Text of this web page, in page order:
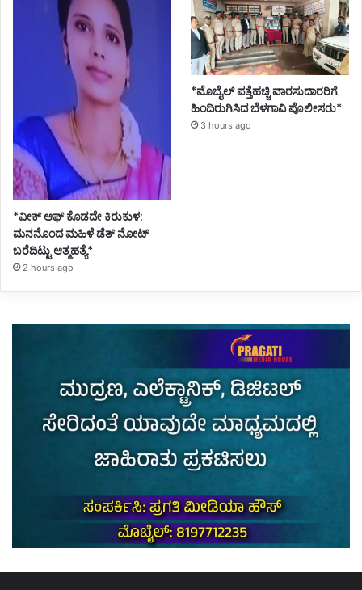
*ವೀಕ್ ಆಫ್ ಕೊಡದೇ ಕಿರುಕುಳ:
ಮನನೊಂದ ಮಹಿಳೆ ಡೆತ್ ನೋಟ್
ಬರೆದಿಟ್ಟು ಆತ್ಮಹತ್ಯೆ*
2 hours ago
*ಮೊಬೈಲ್ ಪತ್ತೆಹಚ್ಚಿ ವಾರಸುದಾರರಿಗೆ
ಹಿಂದಿರುಗಿಸಿದ ಬೆಳಗಾವಿ ಪೊಲೀಸರು*
3 hours ago